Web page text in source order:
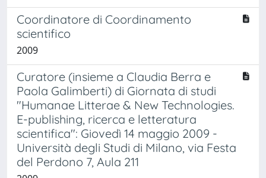
Coordinatore di Coordinamento
scientifico
2009
Curatore (insieme a Claudia Berra e
Paola Galimberti) di Giornata di studi
"Humanae Litterae & New Technologies.
E-publishing, ricerca e letteratura
scientifica": Giovedì 14 maggio 2009 -
Università degli Studi di Milano, via Festa
del Perdono 7, Aula 211